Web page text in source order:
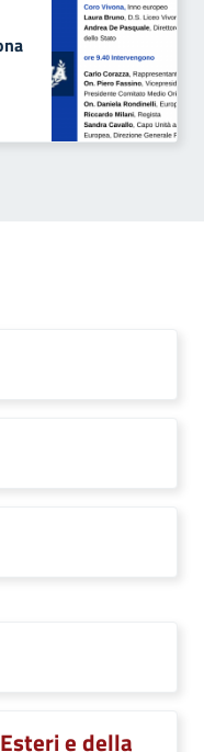
e della